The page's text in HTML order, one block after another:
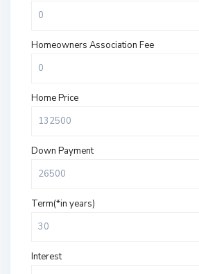
Homeowners Association Fee
Home Price
Down Payment
Term(*in years)
Interest